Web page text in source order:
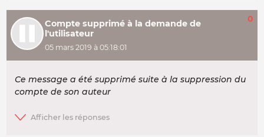
Compte supprimé à la demande de
l'utilisateur
05 mars 2019 à 05:18:01
0
Ce message a été supprimé suite à la suppression du
compte de son auteur